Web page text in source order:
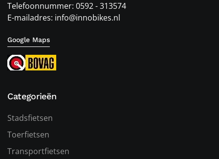
Telefoonnummer: 0592 - 313574
E-mailadres: info@innobikes.nl
Google Maps
Categorieën
Stadsfietsen
Toerfietsen
Transportfietsen